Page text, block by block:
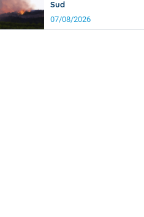
Sud
07/08/2026